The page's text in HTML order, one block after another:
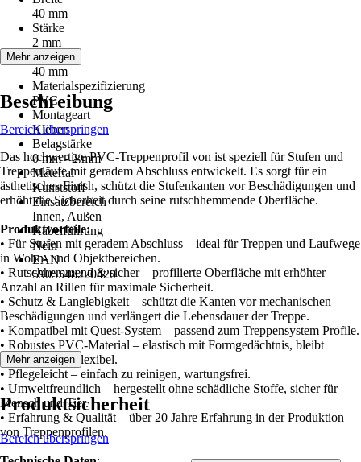
40 mm
Stärke
2 mm
Höhe
40 mm
Materialspezifizierung
PVC
Montageart
Kleben
Belagstärke
0 mm - 2 mm
Material
Kunststoff
Einsatzbereich
Innen, Außen
Kabelführung
Nein
EAN
5905548220420
Mehr anzeigen
Beschreibung
Bereich überspringen
Das hochwertige PVC-Treppenprofil von ist speziell für Stufen und
Treppenläufe mit geradem Abschluss entwickelt. Es sorgt für ein
ästhetisches Finish, schützt die Stufenkanten vor Beschädigungen und
erhöht die Sicherheit durch seine rutschhemmende Oberfläche.
Produktvorteile:
• Für Stufen mit geradem Abschluss – ideal für Treppen und Laufwege
in Wohn- und Objektbereichen.
• Rutschhemmend & sicher – profilierte Oberfläche mit erhöhter
Anzahl an Rillen für maximale Sicherheit.
• Schutz & Langlebigkeit – schützt die Kanten vor mechanischen
Beschädigungen und verlängert die Lebensdauer der Treppe.
• Kompatibel mit Quest-System – passend zum Treppensystem Profile.
• Robustes PVC-Material – elastisch mit Formgedächtnis, bleibt
formstabil und flexibel.
• Pflegeleicht – einfach zu reinigen, wartungsfrei.
• Umweltfreundlich – hergestellt ohne schädliche Stoffe, sicher für
Mensch und Tier.
• Erfahrung & Qualität – über 20 Jahre Erfahrung in der Produktion
von Treppenprofilen.
Mehr anzeigen
Produktsicherheit
Bereich überspringen